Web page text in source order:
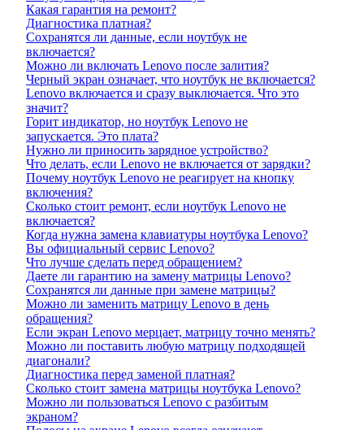
Какая гарантия на ремонт?
Диагностика платная?
Сохранятся ли данные, если ноутбук не
включается?
Можно ли включать Lenovo после залития?
Черный экран означает, что ноутбук не включается?
Lenovo включается и сразу выключается. Что это
значит?
Горит индикатор, но ноутбук Lenovo не
запускается. Это плата?
Нужно ли приносить зарядное устройство?
Что делать, если Lenovo не включается от зарядки?
Почему ноутбук Lenovo не реагирует на кнопку
включения?
Сколько стоит ремонт, если ноутбук Lenovo не
включается?
Когда нужна замена клавиатуры ноутбука Lenovo?
Вы официальный сервис Lenovo?
Что лучше сделать перед обращением?
Даете ли гарантию на замену матрицы Lenovo?
Сохранятся ли данные при замене матрицы?
Можно ли заменить матрицу Lenovo в день
обращения?
Если экран Lenovo мерцает, матрицу точно менять?
Можно ли поставить любую матрицу подходящей
диагонали?
Диагностика перед заменой платная?
Сколько стоит замена матрицы ноутбука Lenovo?
Можно ли пользоваться Lenovo с разбитым
экраном?